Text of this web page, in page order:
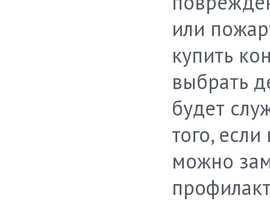
или
купить
выбрать
будет
того,
можно